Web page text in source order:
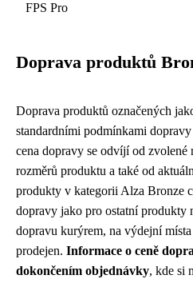
FPS Pro
Doprava produktů
Doprava produktů označených
standardními podmínkami
cena dopravy se odvíjí od zvolené
rozměrů produktu a také od
produkty v kategorii Alza Bronze
dopravy jako pro ostatní produkty
dopravu kurýrem, na výdejní
prodejen. Informace o ceně
dokončením objednávky, kde si